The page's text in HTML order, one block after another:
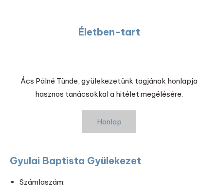
Életben-tart
Ács Pálné Tünde, gyülekezetünk tagjának honlapja
hasznos tanácsokkal a hitélet megélésére.
Honlap
Gyulai Baptista Gyülekezet
Számlaszám: